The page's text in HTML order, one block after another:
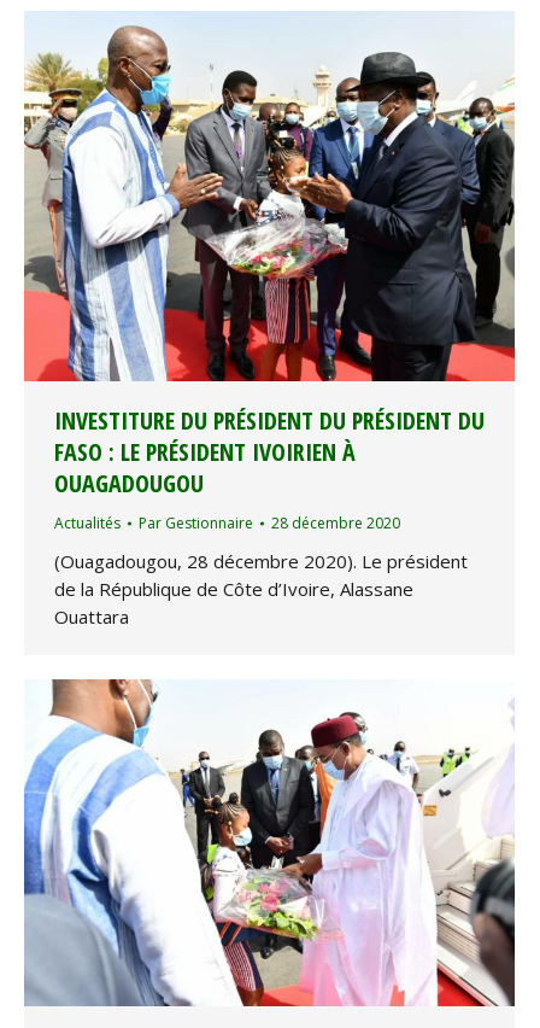
INVESTITURE DU PRÉSIDENT DU PRÉSIDENT DU
FASO : LE PRÉSIDENT IVOIRIEN À
OUAGADOUGOU
Actualités Par Gestionnaire 28 décembre 2020
(Ouagadougou, 28 décembre 2020). Le président
de la République de Côte d’Ivoire, Alassane
Ouattara